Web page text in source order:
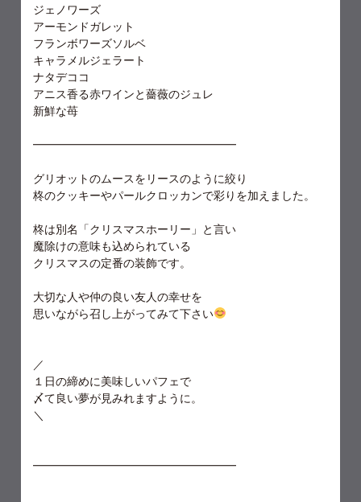
ジェノワーズ
アーモンドガレット
フランボワーズソルベ
キャラメルジェラート
ナタデココ
アニス香る赤ワインと薔薇のジュレ
新鮮な苺
━━━━━━━━━━━━━━━━━━
グリオットのムースをリースのように絞り
柊のクッキーやパールクロッカンで彩りを加えました。
柊は別名「クリスマスホーリー」と言い
魔除けの意味も込められている
クリスマスの定番の装飾です。
大切な人や仲の良い友人の幸せを
思いながら召し上がってみて下さい
／
１日の締めに美味しいパフェで
〆て良い夢が見みれますように。
＼
━━━━━━━━━━━━━━━━━━